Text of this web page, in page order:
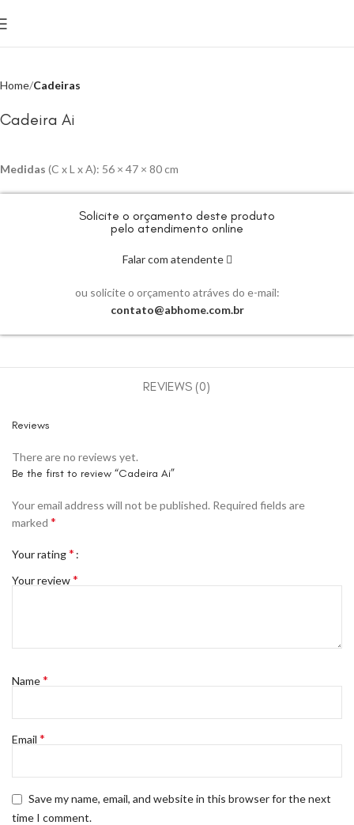
Home Cadeiras
Cadeira Ai
Medidas (C x L x A): 56 × 47 × 80 cm
Solicite o orçamento deste produto
pelo atendimento online
Falar com atendente
ou solicite o orçamento atráves do e-mail:
contato@abhome.com.br
REVIEWS (0)
Reviews
There are no reviews yet.
Be the first to review “Cadeira Ai”
Your email address will not be published. Required fields are
marked *
Your rating*
Your review*
Name*
Email *
Save my name, email, and website in this browser for the next
time I comment.